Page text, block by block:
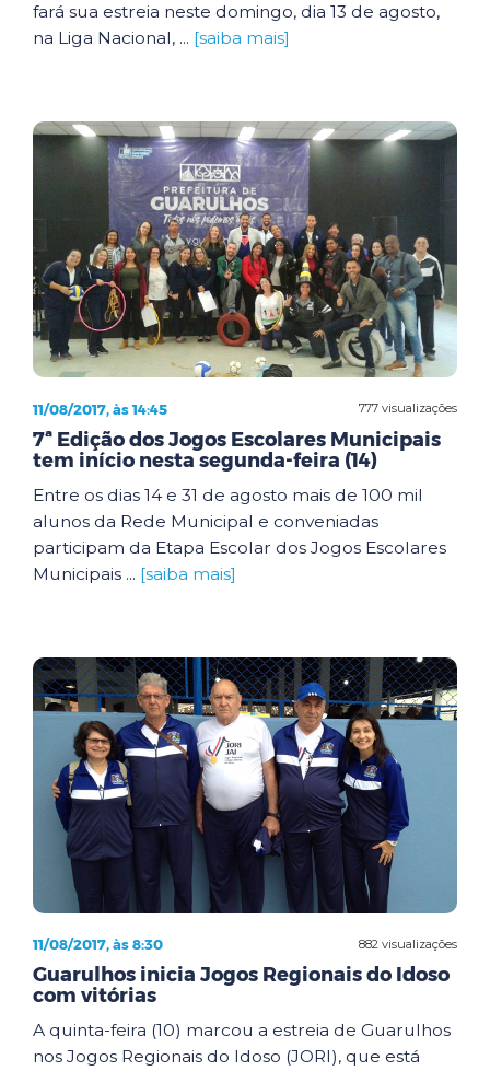
fará sua estreia neste domingo, dia 13 de agosto,
na Liga Nacional, ... [saiba mais]
777 visualizações
11/08/2017, às 14:45
7ª Edição dos Jogos Escolares Municipais
tem início nesta segunda-feira (14)
Entre os dias 14 e 31 de agosto mais de 100 mil
alunos da Rede Municipal e conveniadas
participam da Etapa Escolar dos Jogos Escolares
Municipais ... [saiba mais]
882 visualizações
11/08/2017, às 8:30
Guarulhos inicia Jogos Regionais do Idoso
com vitórias
A quinta-feira (10) marcou a estreia de Guarulhos
nos Jogos Regionais do Idoso (JORI), que está